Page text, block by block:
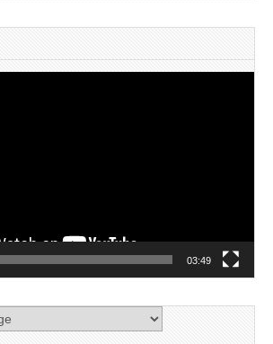
03:49